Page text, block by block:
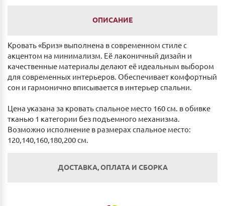
ОПИСАНИЕ
Кровать «Бриз» выполнена в современном стиле с
акцентом на минимализм. Её лаконичный дизайн и
качественные материалы делают её идеальным выбором
для современных интерьеров. Обеспечивает комфортный
сон и гармонично вписывается в интерьер спальни.
Цена указана за кровать спальное место 160 см. в обивке
тканью 1 категории без подъемного механизма.
Возможно исполнение в размерах спальное место:
120,140,160,180,200 см.
ДОСТАВКА, ОПЛАТА И СБОРКА